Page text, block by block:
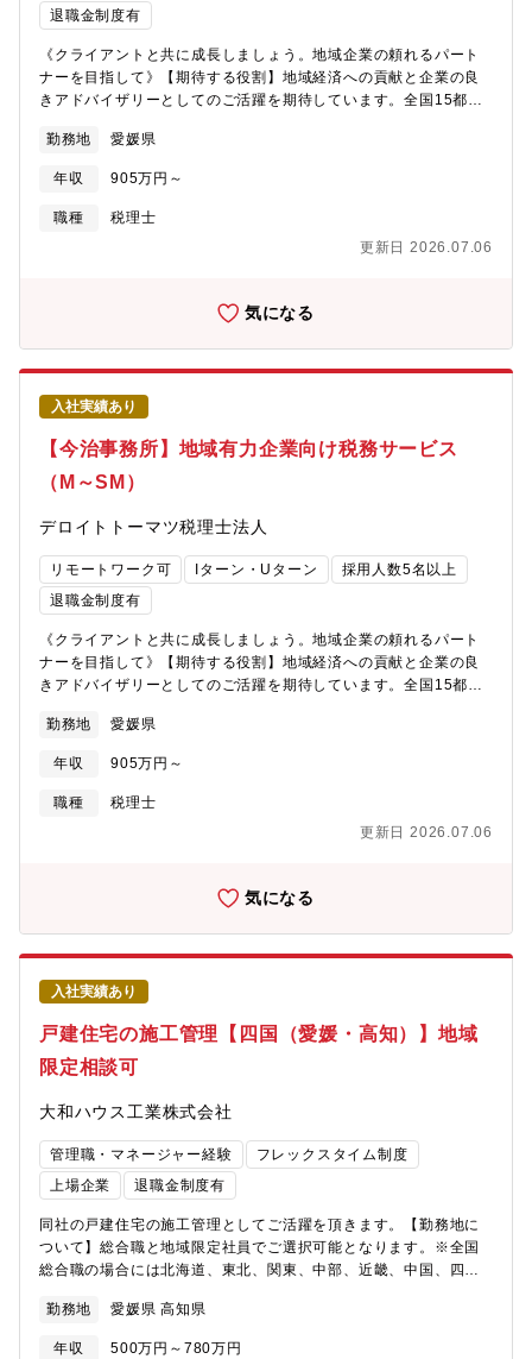
退職金制度有
《クライアントと共に成長しましょう。地域企業の頼れるパート
ナーを目指して》【期待する役割】地域経済への貢献と企業の良
きアドバイザリーとしてのご活躍を期待しています。全国15都市
り添います。各地域の有力クライアントに対して、法人税申告、
組織再編、グループ通算制度等の法人向けサービスを中心に、経
営承継支援、個人所得税、資産税、電子帳簿保存法対応支援等の
幅広いサービスを提供しています。【職務内容】法人税申告等の
グの経験を幅広く持ち、下記業務の主任（マネジャー）として各
引出来る方を募集しております。税務のエキスパートとして対ク
ライアントへのサービス提供を行って頂きます。ワークライフバ
ランスを取りやすく、リモートと出社のハイブリッドワークが浸
透しています。今後の組織拡大に応じて将来のキャリアも開かれ
ています。UターンやIターンを希望されている方にもお勧めでき
るポジションです。【法人総合税務サービス】国内企業に対し
て、税務のコンサルティングおよびコンプライアンス業務を幅広
く提供します・法人に係る全般的な税務相談・法人税・消費税・
法人地方税の申告書作成またはレビュー・組織再編税務コンサル
援・税務デューデリジェンス 等【個人所得税・資産税サービ
ス】・企業オーナーの所得税・贈与税・相続税申告及びコンサル
ティング・経営承継アドバイス 等【デロイトトーマツ 税理士法
人（以下：DT Tax）について】全国規模の税理士法人として2002
年に設立されました。年々拡大している国内ネットワークは全国
18都市（札幌、仙台、新潟、高崎、長野、金沢、さいたま、東
京、静岡、浜松、名古屋、大阪、広島、高松、松山、今治、福
岡、鹿児島となります。）に至り、また一人ひとりの卓越したプ
高品質なプロフェッショナルサービスを提供しています。近年急
増するクロスボーダー案件に対応するため、その強みであるグロ
をリアルタイムで集結し、グローバルなサービスを提供します。
HP：https://www2.deloitte.com/jp/ja/pages/about-
称:Big4）の1社である「デロイトトーマツ」は、日本最大級のプ
ロフェッショナルグループの1つであり、各法人がそれぞれの適用
法令に従い、「税務」「監査・保証業務」「リスクアドバイザリ
ー」「コンサルティング」「ファイナンシャルアドバイザリー」
「法務」等を提供しています。国内約30都市に約2万名の専門家を
擁し、多国籍企業や主要な日本企業をクライアントとしていま
す。HP：https://www2.deloitte.com/jp/ja.html
勤務地 愛媛県
年収 905万円～
職種
税理士
更新日 2026.07.06
気になる
入社実績あり
【今治事務所】地域有力企業向け税務サービス
（M～SM）
デロイトトーマツ税理士法人
リモートワーク可 Iターン・Uターン
採用人数5名以上
退職金制度有
《クライアントと共に成長しましょう。地域企業の頼れるパート
ナーを目指して》【期待する役割】地域経済への貢献と企業の良
きアドバイザリーとしてのご活躍を期待しています。全国15都市
り添います。各地域の有力クライアントに対して、法人税申告、
組織再編、グループ通算制度等の法人向けサービスを中心に、経
営承継支援、個人所得税、資産税、電子帳簿保存法対応支援等の
幅広いサービスを提供しています。【職務内容】法人税申告等の
グの経験を幅広く持ち、下記業務の主任（マネジャー）として各
引出来る方を募集しております。税務のエキスパートとして対ク
ライアントへのサービス提供を行って頂きます。ワークライフバ
ランスを取りやすく、リモートと出社のハイブリッドワークが浸
透しています。今後の組織拡大に応じて将来のキャリアも開かれ
ています。UターンやIターンを希望されている方にもお勧めでき
るポジションです。【法人総合税務サービス】国内企業に対し
て、税務のコンサルティングおよびコンプライアンス業務を幅広
く提供します・法人に係る全般的な税務相談・法人税・消費税・
法人地方税の申告書作成またはレビュー・組織再編税務コンサル
援・税務デューデリジェンス 等【個人所得税・資産税サービ
ス】・企業オーナーの所得税・贈与税・相続税申告及びコンサル
ティング・経営承継アドバイス 等【デロイトトーマツ 税理士法
人（以下：DT Tax）について】全国規模の税理士法人として2002
年に設立されました。年々拡大している国内ネットワークは全国
18都市（札幌、仙台、新潟、高崎、長野、金沢、さいたま、東
京、静岡、浜松、名古屋、大阪、広島、高松、松山、今治、福
岡、鹿児島となります。）に至り、また一人ひとりの卓越したプ
高品質なプロフェッショナルサービスを提供しています。近年急
増するクロスボーダー案件に対応するため、その強みであるグロ
勤務地 愛媛県
年収 905万円～
職種
税理士
更新日 2026.07.06
気になる
入社実績あり
戸建住宅の施工管理【四国（愛媛・高知）】地域
限定相談可
大和ハウス工業株式会社
管理職・マネージャー経験
フレックスタイム制度
上場企業
退職金制度有
同社の戸建住宅の施工管理としてご活躍を頂きます。【勤務地に
ついて】総合職と地域限定社員でご選択可能となります。※全国
総合職の場合には北海道、東北、関東、中部、近畿、中国、四
います。（※初任地は希望考慮します）【四国エリアの事業所】
https://www.daiwahouse.co.jp/officeHP/shikoku/index.asp【大
勤務地 愛媛県 高知県
年収 500万円～780万円